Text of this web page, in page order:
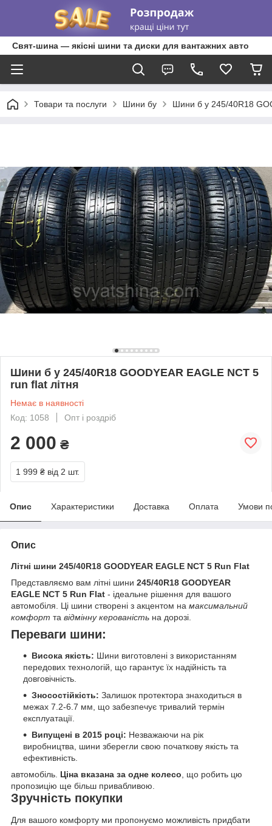
Свят-шина — якісні шини та диски для вантажних авто
Товари та послуги Шини бу Шини б у 245/40R18
Шини б у 245/40R18 GOODYEAR EAGLE NCT 5
run flat літня
Немає в наявності
Код: 1058
Опт і роздріб
2 000 ₴
1 999 ₴ від 2 шт.
Опис Характеристики Доставка Оплата Умови
Опис
Літні шини 245/40R18 GOODYEAR EAGLE NCT 5 Run Flat
Представляємо вам літні шини 245/40R18 GOODYEAR
EAGLE NCT 5 Run Flat - ідеальне рішення для вашого
автомобіля. Ці шини створені з акцентом на максимальний
комфорт та відмінну керованість на дорозі.
Переваги шини:
Висока якість: Шини виготовлені з використанням
передових технологій, що гарантує їх надійність та
довговічність.
Зносостійкість: Залишок протектора знаходиться в
межах 7.2-6.7 мм, що забезпечує тривалий термін
експлуатації.
Випущені в 2015 році: Незважаючи на рік
виробництва, шини зберегли свою початкову якість та
ефективність.
автомобіль. Ціна вказана за одне колесо, що робить цю
пропозицію ще більш привабливою.
Зручність покупки
Для вашого комфорту ми пропонуємо можливість придбати